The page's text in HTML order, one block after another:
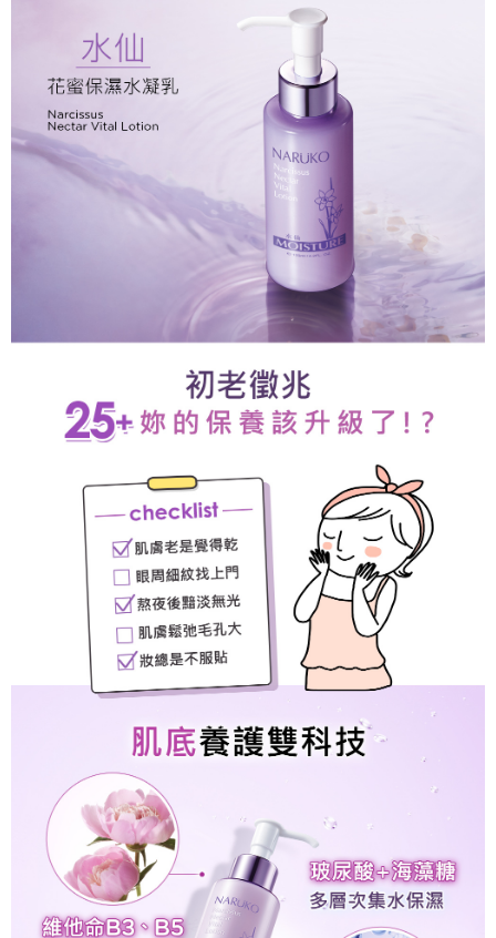
帳／街口支付／iPASS MONEY」等通路繳費。
【注意事項】
1.本服務係由「台灣大哥大股份有限公司」（以下簡稱本公司）所提供，讓
用戶於交易時，得透過本服務購買商品或服務，並由商店將買賣／分期付款
買賣價金債權讓與本公司後，依約使用本公司帳單繳交帳款。
2.基於同意付款使用「大哥付你分期」之契約關係目的，商店將以您的個人
資料（包含姓名、電話或地址）提供予台灣大哥大進項蒐集、處理及利用，
由本公司與您本人進行分期帳單所需資料之確認、核對及更正。
3.完整用戶服務條款，請詳閱以下連結：
https://oppay.tw/userRule
結帳頁面，進行簡訊認證並確認金額後，即可完成結帳。
２．訂單成立數日內，您將收到繳費通知簡訊。
３．收到繳費通知簡訊後14天內，點擊此簡訊中的連結，可透過四大超商／
ATM／網路銀行／等多元方式進行付款，方視為交易完成。
※ 請注意：結帳手續完成當下不需立刻繳費，但若您需要取消訂單，請聯絡
購買商品的店家。未經商家同意取消之訂單仍視為有效，需透過AFTEE先享
後付繳納相關費用。
※ 交易是否成功請以「AFTEE先享後付 」之結帳頁面顯示為準，若有關於
是否繳費成功／繳費後需取消欲退款等相關疑問，請聯繫「AFTEE先享後付
客戶支援中心」
https://netprotections.freshdesk.com/support/home
１．透過由恩沛科技股份有限公司提供之「AFTEE先享後付」服務完成之交
易，需依本服務之必要範圍內提供個人資料，並將交易相關給付款項請求債
２．關於個人資料處理事宜，請瀏覽以下網址：
https://aftee.tw/terms/#terms3
３．未成年的使用者請事先徵得法定代理人或監護人之同意方可使用
「AFTEE先享後付」，若未經同意申辦者引起之損失，本公司不負相關責
４．使用「AFTEE先享後付」時，將依據個別帳號之用戶狀況，依本公司即
時審查核予不同之上限額度；若仍有額度不足之情形，本公司將視審查結果
５．嚴禁一人註冊多個帳號或使用他人資訊註冊。若發現惡意使用之情形，
恩沛科技股份有限公司將有權停止該用戶之使用額度並採取法律行動。
每筆NT$80，滿NT$599(含以上)免運費
萊爾富取貨付款
每筆NT$80，滿NT$599(含以上)免運費
付款後萊爾富取貨
每筆NT$80，滿NT$599(含以上)免運費
每筆NT$80，滿NT$599(含以上)免運費
每筆NT$80，滿NT$599(含以上)免運費
每筆NT$80，滿NT$599(含以上)免運費
離島宅配